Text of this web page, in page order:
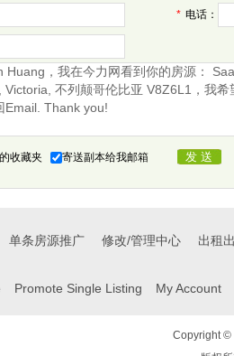
* 电话：
收藏夹 寄送副本给我邮箱
单条房源推广 修改/管理中心 出租
Promote Single Listing My Account
Copyright ©